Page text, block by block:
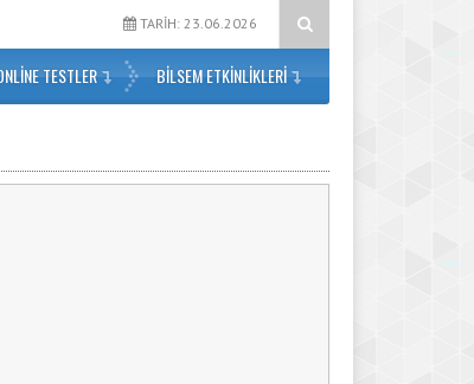
(2. Dönem 16. Hafta) – PDF İndir
TARİH: 23.06.2026
TESTLER BILSEM ETKINLIKLERI